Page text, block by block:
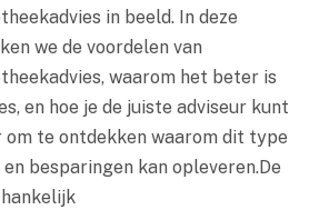
in beeld. In deze
we de voordelen van
waarom het beter is
en hoe je de juiste adviseur kunt
om te ontdekken waarom dit type
besparingen kan opleveren.De